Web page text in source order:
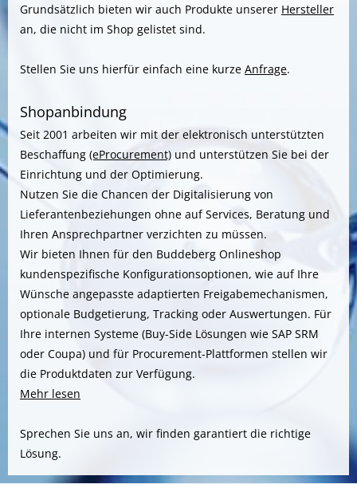
Grundsätzlich bieten wir auch Produkte unserer Hersteller
an, die nicht im Shop gelistet sind.
Stellen Sie uns hierfür einfach eine kurze Anfrage.
Shopanbindung
Seit 2001 arbeiten wir mit der elektronisch unterstützten
Beschaffung (eProcurement) und unterstützen Sie bei der
Einrichtung und der Optimierung.
Nutzen Sie die Chancen der Digitalisierung von
Lieferantenbeziehungen ohne auf Services, Beratung und
Ihren Ansprechpartner verzichten zu müssen.
Wir bieten Ihnen für den Buddeberg Onlineshop
kundenspezifische Konfigurationsoptionen, wie auf Ihre
Wünsche angepasste adaptierten Freigabemechanismen,
optionale Budgetierung, Tracking oder Auswertungen. Für
Ihre internen Systeme (Buy-Side Lösungen wie SAP SRM
oder Coupa) und für Procurement-Plattformen stellen wir
die Produktdaten zur Verfügung.
Mehr lesen
Sprechen Sie uns an, wir finden garantiert die richtige
Lösung.